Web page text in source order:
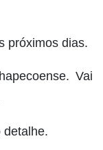
próximos dias.
Vai
detalhe.